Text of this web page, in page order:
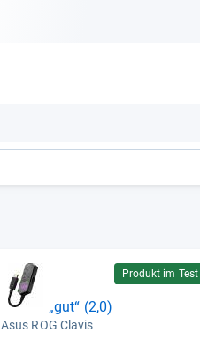
Produkt im Test
„gut“ (2,0)
Asus ROG Clavis